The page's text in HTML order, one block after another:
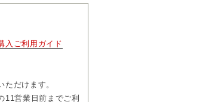
ては、毎月コースは
イページ」よりお手
ください。
入ご利用ガイド
だけます。
11営業日前までご利